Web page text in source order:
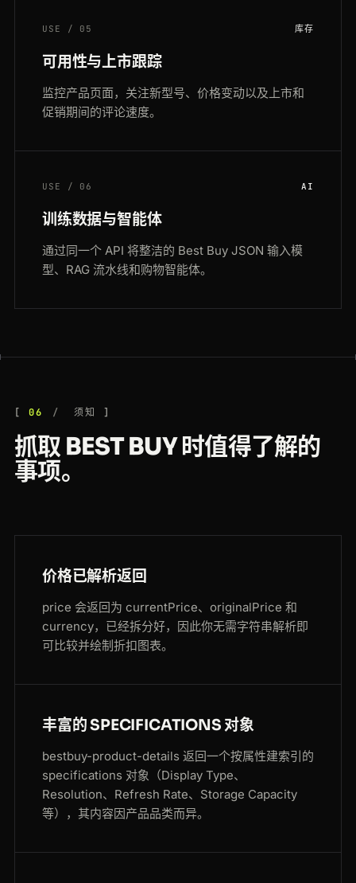
USE / 05 库存
可用性与上市跟踪
监控产品页面，关注新型号、价格变动以及上市和
促销期间的评论速度。
USE / 06 AI
训练数据与智能体
通过同一个 API 将整洁的 Best Buy JSON 输入模
型、RAG 流水线和购物智能体。
06 须知
抓取 BEST BUY 时值得了解的
事项。
价格已解析返回
price 会返回为 currentPrice、originalPrice 和
currency，已经拆分好，因此你无需字符串解析即
可比较并绘制折扣图表。
丰富的 SPECIFICATIONS 对象
bestbuy-product-details 返回一个按属性建索引的
specifications 对象（Display Type、
Resolution、Refresh Rate、Storage Capacity
等），其内容因产品品类而异。